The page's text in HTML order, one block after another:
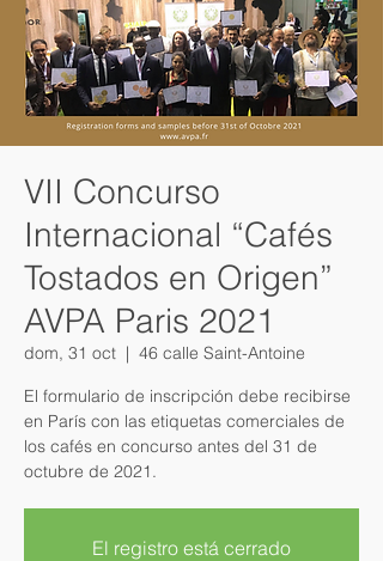
VII Concurso
Internacional “Cafés
Tostados en Origen”
AVPA Paris 2021
dom, 31 oct
  |
46 calle Saint-Antoine
El formulario de inscripción debe recibirse
en París con las etiquetas comerciales de
los cafés en concurso antes del 31 de
octubre de 2021.
El registro está cerrado